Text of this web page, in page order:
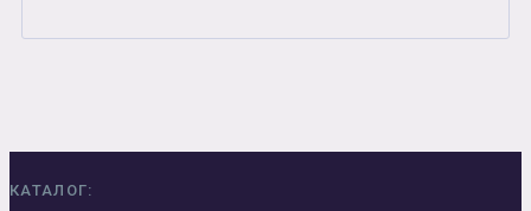
КАТАЛОГ: